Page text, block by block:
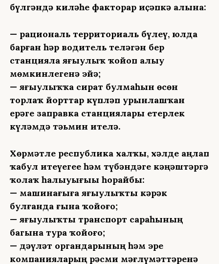
бүлгәндә киләһе факторҙар иҫәпкә алына:
— рациональ территориаль бүлеү, юлда
барған һәр водитель теләгән бер
станцияла яғыулыҡ ҡойоп алыу
мөмкинлегенә эйә;
— яғыулыҡҡа сират булмаһын өсөн
торлаҡ йорттар күпләп урынлашҡан
ерҙәге заправка станциялары етерлек
күләмдә тәьмин ителә.
Хөрмәтле республика халҡы, хәлде аңлап
ҡабул итеүегеҙҙе һәм түбәндәге кәңәштәргә
ҡолаҡ һалыуығыҙҙы һорайбыҙ:
— машинағыҙға яғыулыҡты кәрәк
булғанда ғына ҡойоғоҙ;
— яғыулыҡты транспорт сараһының
багына тура ҡойоғоҙ;
— дәүләт органдарының һәм эре
компанияларҙың рәсми мәғлүмәттәренә